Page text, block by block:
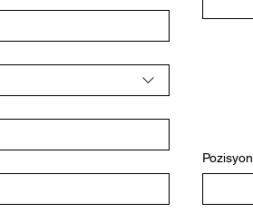
Pozisyon